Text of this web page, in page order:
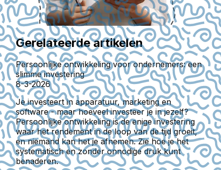
Gerelateerde artikelen
Persoonlijke ontwikkeling voor ondernemers: een
slimme investering
8-3-2026
Je investeert in apparatuur, marketing en
software - maar hoeveel investeer je in jezelf?
Persoonlijke ontwikkeling is de enige investering
waar het rendement in de loop van de tijd groeit,
en niemand kan het je afnemen. Zie hoe je het
systematisch en zonder onnodige druk kunt
benaderen.